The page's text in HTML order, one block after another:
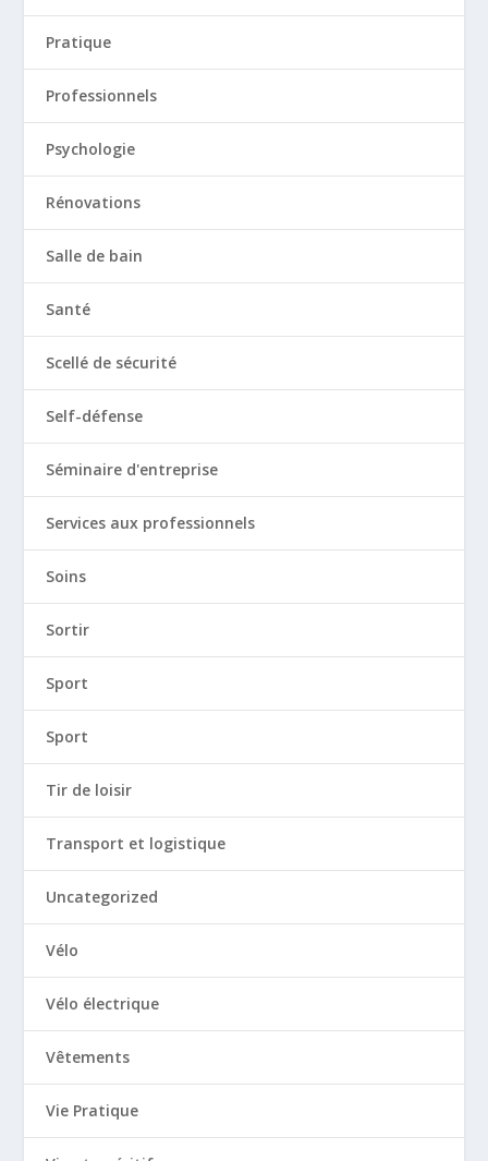
Pratique
Professionnels
Psychologie
Rénovations
Salle de bain
Santé
Scellé de sécurité
Self-défense
Séminaire d'entreprise
Services aux professionnels
Soins
Sortir
Sport
Sport
Tir de loisir
Transport et logistique
Uncategorized
Vélo
Vélo électrique
Vêtements
Vie Pratique